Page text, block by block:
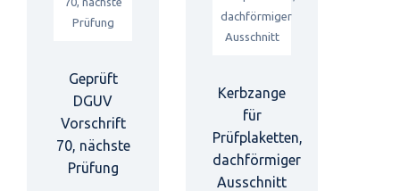
Geprüft
DGUV
Vorschrift
70, nächste
Prüfung
Kerbzange
für
Prüfplaketten,
dachförmiger
Ausschnitt